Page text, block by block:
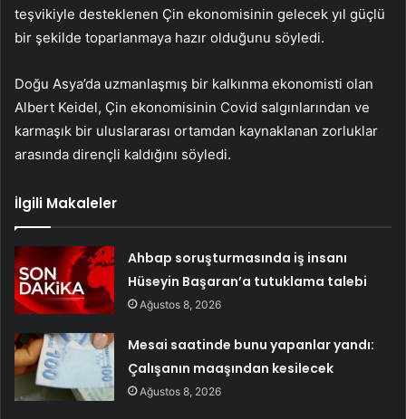
teşvikiyle desteklenen Çin ekonomisinin gelecek yıl güçlü
bir şekilde toparlanmaya hazır olduğunu söyledi.
Doğu Asya’da uzmanlaşmış bir kalkınma ekonomisti olan
Albert Keidel, Çin ekonomisinin Covid salgınlarından ve
karmaşık bir uluslararası ortamdan kaynaklanan zorluklar
arasında dirençli kaldığını söyledi.
İlgili Makaleler
Ahbap soruşturmasında iş insanı
Hüseyin Başaran’a tutuklama talebi
Ağustos 8, 2026
Mesai saatinde bunu yapanlar yandı:
Çalışanın maaşından kesilecek
Ağustos 8, 2026